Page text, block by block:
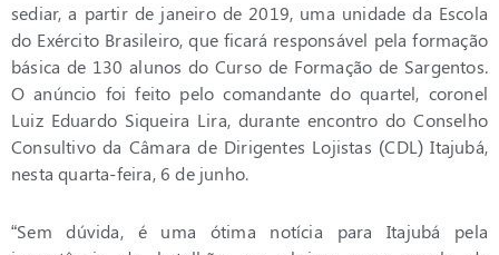
sediar, a partir de janeiro de 2019, uma unidade da Escola
do Exército Brasileiro, que ficará responsável pela formação
básica de 130 alunos do Curso de Formação de Sargentos.
O anúncio foi feito pelo comandante do quartel, coronel
Luiz Eduardo Siqueira Lira, durante encontro do Conselho
Consultivo da Câmara de Dirigentes Lojistas (CDL) Itajubá,
nesta quarta-feira, 6 de junho.
“Sem dúvida, é uma ótima notícia para Itajubá pela